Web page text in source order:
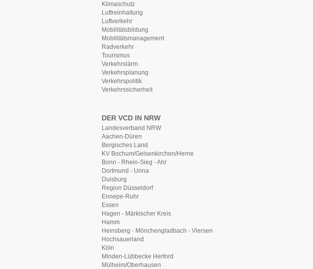
Klimaschutz
Luftreinhaltung
Luftverkehr
Mobilitätsbildung
Mobilitätsmanagement
Radverkehr
Tourismus
Verkehrslärm
Verkehrsplanung
Verkehrspolitik
Verkehrssicherheit
DER VCD IN NRW
Landesverband NRW
Aachen-Düren
Bergisches Land
KV Bochum/Gelsenkirchen/Herne
Bonn - Rhein-Sieg - Ahr
Dortmund - Unna
Duisburg
Region Düsseldorf
Ennepe-Ruhr
Essen
Hagen - Märkischer Kreis
Hamm
Heinsberg - Mönchengladbach - Viersen
Hochsauerland
Köln
Minden-Lübbecke Herford
Mülheim/Oberhausen